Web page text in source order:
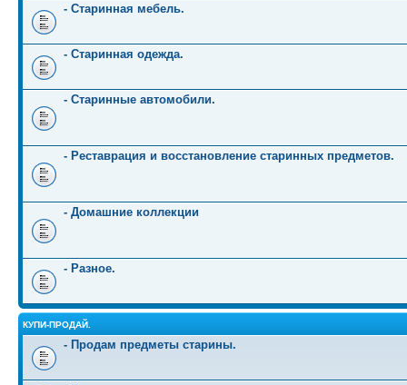
- Старинная мебель.
- Старинная одежда.
- Старинные автомобили.
- Реставрация и восстановление старинных предметов.
- Домашние коллекции
- Разное.
КУПИ-ПРОДАЙ.
- Продам предметы старины.